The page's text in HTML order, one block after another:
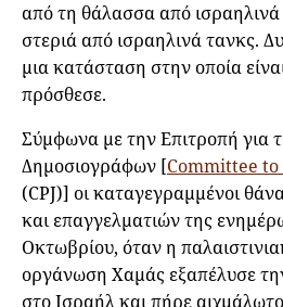
από τη θάλασσα από ισραηλινά
στεριά από ισραηλινά τανκς.
μια κατάσταση στην οποία
πρόσθεσε.
Σύμφωνα με την Επιτροπή για
Δημοσιογράφων [Committee
(CPJ)] οι καταγεγραμμένοι
και επαγγελματιών της
Οκτωβρίου, όταν η
οργάνωση Χαμάς εξαπέλυσε
στο Ισραήλ και πήρε